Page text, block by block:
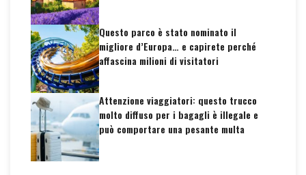
Questo parco è stato nominato il
migliore d’Europa… e capirete perché
affascina milioni di visitatori
Attenzione viaggiatori: questo trucco
molto diffuso per i bagagli è illegale e
può comportare una pesante multa